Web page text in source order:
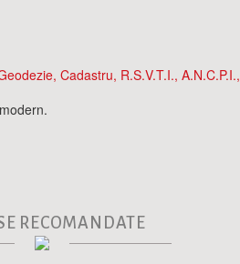
Cadastru, R.S.V.T.I., A.N.C.P.I.,
RECOMANDATE